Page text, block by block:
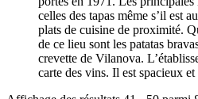
celles des tapas même s’il est
plats de cuisine de proximité.
de ce lieu sont les patatas
crevette de Vilanova.
carte des vins. Il est spacieux